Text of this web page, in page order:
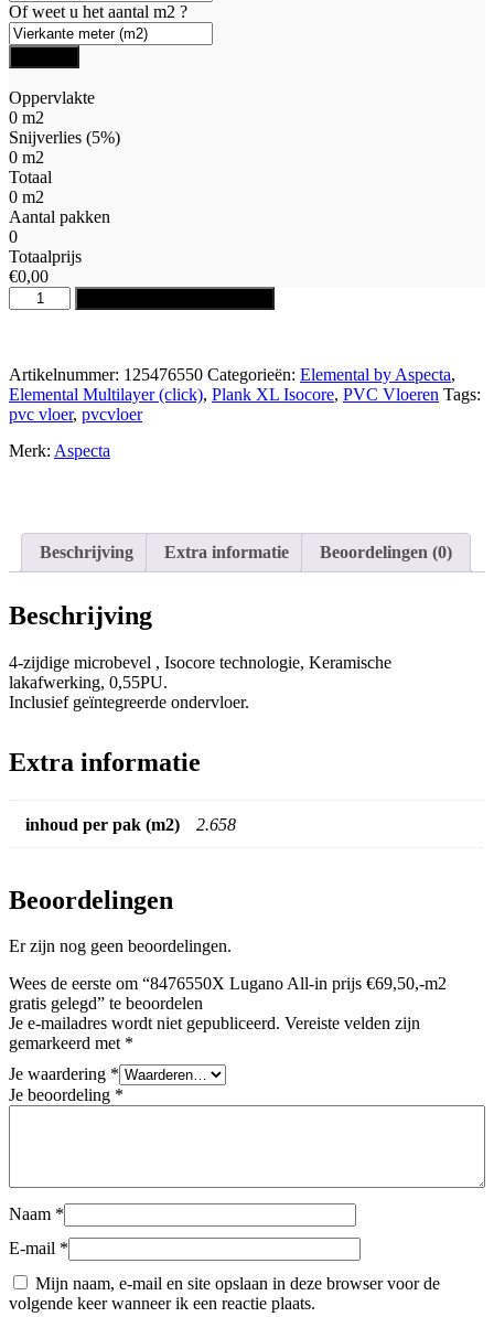
Of weet u het aantal m2 ?
Oppervlakte
0 m2
Snijverlies (5%)
0 m2
Totaal
0 m2
Aantal pakken
0
Totaalprijs
€0,00
8476550X
Lugano
prijs
€69,50,-
m2
gelegd
aan
verlanglijst
Artikelnummer: 125476550 Categorieën: Elemental by Aspecta,
Elemental Multilayer (click), Plank XL Isocore, PVC Vloeren Tags:
pvc vloer, pvcvloer
Merk: Aspecta
Beschrijving Extra informatie Beoordelingen (0)
Beschrijving
4-zijdige microbevel , Isocore technologie, Keramische
lakafwerking, 0,55PU.
Inclusief geïntegreerde ondervloer.
Extra informatie
inhoud per pak (m2) 2.658
Beoordelingen
Er zijn nog geen beoordelingen.
Wees de eerste om “8476550X Lugano All-in prijs €69,50,-m2
gratis gelegd” te beoordelen
Je e-mailadres wordt niet gepubliceerd. Vereiste velden zijn
gemarkeerd met *
Je waardering *
Je beoordeling *
Naam *
E-mail *
Mijn naam, e-mail en site opslaan in deze browser voor de
volgende keer wanneer ik een reactie plaats.